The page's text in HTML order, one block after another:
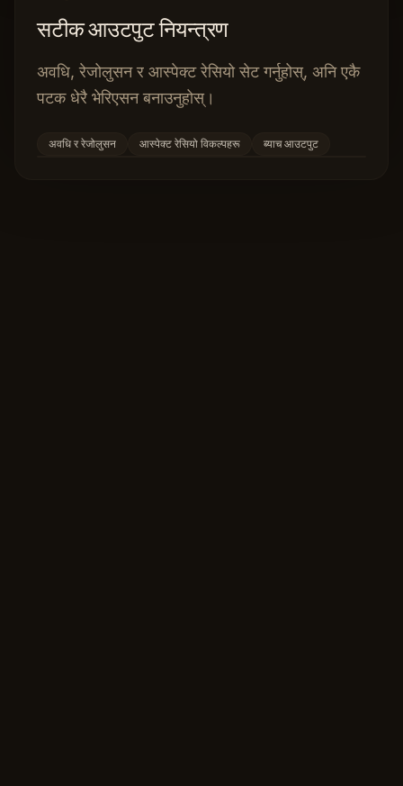
सटीक आउटपुट नियन्त्रण
अवधि, रेजोलुसन र आस्पेक्ट रेसियो सेट गर्नुहोस्, अनि एकै
पटक धेरै भेरिएसन बनाउनुहोस्।
अवधि र रेजोलुसन आस्पेक्ट रेसियो विकल्पहरू ब्याच आउटपुट